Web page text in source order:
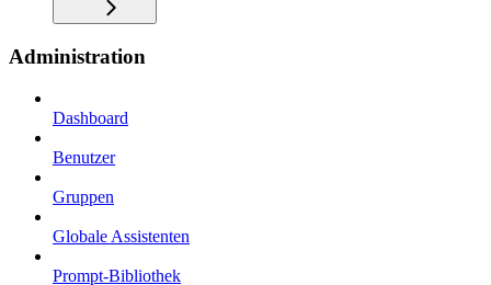
Administration
Dashboard
Benutzer
Gruppen
Globale Assistenten
Prompt-Bibliothek